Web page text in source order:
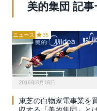
美的集団 記事
ニュース 35
2016年3月18日
東芝の白物家電事業を